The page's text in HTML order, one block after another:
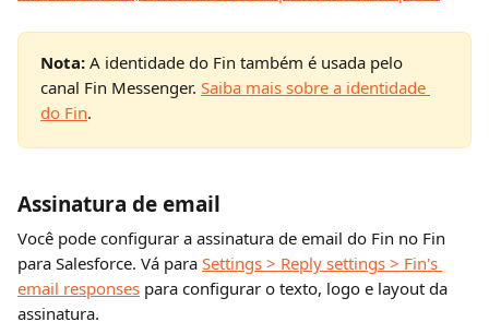
Nota: A identidade do Fin também é usada pelo
canal Fin Messenger. Saiba mais sobre a identidade
do Fin.
Assinatura de email
Você pode configurar a assinatura de email do Fin no Fin
para Salesforce. Vá para Settings > Reply settings > Fin's
email responses para configurar o texto, logo e layout da
assinatura.